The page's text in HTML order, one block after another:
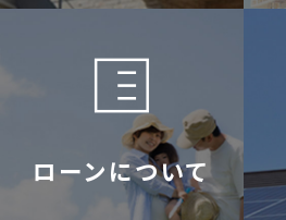
ローンについて